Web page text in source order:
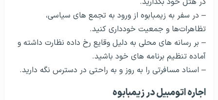
– در سفر به زیمبابوه از ورود به تجمع های سیاسی،
تظاهرات‌ها و جمعیت خودداری کنید.
– بر رسانه های محلی به دلیل وقایع رخ داده نظارت داشته و
آماده تنظیم برنامه های خود باشید.
– اسناد مسافرتی را به روز و به راحتی در دسترس نگه دارید.
اجاره اتومبیل در زیمبابوه